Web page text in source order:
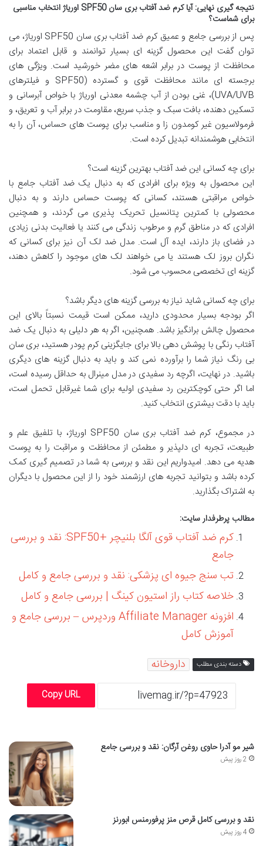
نتیجه گیری نهایی: آیا کرم ضد آفتاب بری سان SPF50 اوریاژ انتخاب مناسبی
برای شماست؟
پس از بررسی جامع و عمیق کرم ضد آفتاب بری سان SPF50 اوریاژ، می
توان گفت این محصول گزینه ای بسیار توانمند و قابل اعتماد برای
محافظت از پوست در برابر اشعه های مضر خورشید است. ویژگی های
برجسته ای مانند محافظت قوی و گسترده (SPF50 و فیلترهای
UVA/UVB)، غنی بودن از آب چشمه معدنی اوریاژ با خواص آبرسانی و
تسکین دهنده، بافت سبک و جذب سریع، مقاومت در برابر آب و تعریق، و
فرمولاسیون غیر کومدون زا و مناسب برای پوست های حساس، آن را به
انتخابی هوشمندانه تبدیل کرده است.
برای چه کسانی این ضد آفتاب بهترین گزینه است؟
این محصول به ویژه برای افرادی که به دنبال یک ضد آفتاب جامع با
خواص مراقبتی هستند، کسانی که پوست حساس دارند و به دنبال
محصولی با کمترین پتانسیل تحریک پذیری می گردند، و همچنین
افرادی که در مناطق گرم و مرطوب زندگی می کنند یا فعالیت بدنی زیادی
در فضای باز دارند، ایده آل است. مدل ضد لک آن نیز برای کسانی که
نگران بروز لک هستند یا می خواهند لک های موجود را کاهش دهند،
گزینه ای تخصصی محسوب می شود.
برای چه کسانی شاید نیاز به بررسی گزینه های دیگر باشد؟
اگر بودجه بسیار محدودی دارید، ممکن است قیمت نسبتاً بالای این
محصول چالش برانگیز باشد. همچنین، اگر به هر دلیلی به دنبال یک ضد
آفتاب رنگی با پوشش دهی بالا برای جایگزینی کرم پودر هستید، بری سان
بی رنگ نیاز شما را برآورده نمی کند و باید به دنبال گزینه های دیگری
باشید. در نهایت، اگرچه رد سفیدی در مدل مینرال به حداقل رسیده است،
اما اگر حتی کوچکترین رد سفیدی اولیه برای شما غیرقابل تحمل است،
باید با دقت بیشتری انتخاب کنید.
در مجموع، کرم ضد آفتاب بری سان SPF50 اوریاژ، با تلفیق علم و
طبیعت، تجربه ای دلپذیر و مطمئن از محافظت و مراقبت را به پوست
هدیه می دهد. امیدواریم این نقد و بررسی به شما در تصمیم گیری کمک
کرده باشد و بتوانید تجربه های ارزشمند خود را از این محصول با دیگران
به اشتراک بگذارید.
مطالب پرطرفدار سایت:
کرم ضد آفتاب قوی آلگا بلنیچر +SPF50: نقد و بررسی
جامع
تب سنج جیوه ای پزشکی: نقد و بررسی جامع و کامل
خلاصه کتاب راز استیون کینگ | بررسی جامع و کامل
افزونه Affiliate Manager وردپرس – بررسی جامع و
آموزش کامل
دسته بندی مطلب داروخانه
Copy URL
شیر مو آدرا حاوی روغن آرگان: نقد و بررسی جامع
2 روز پیش
نقد و بررسی کامل قرص منز پرفورمنس ابورنز
4 روز پیش